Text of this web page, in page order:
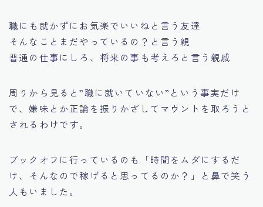
職にも就かずにお気楽でいいね と言う友達
そんなことまだやっているの？ と言う親
普通の仕事にしろ、将来の事も考えろ と言う親戚
周りから見ると”職に就いていない” という事実だけ
で、嫌味とか正論を振りかざしてマウントを取ろうと
されるわけです。
ブックオフに行っているのも
「時間をムダにするだ
け、そんなので稼げると思ってるのか？」
と鼻で笑う
人もいました。